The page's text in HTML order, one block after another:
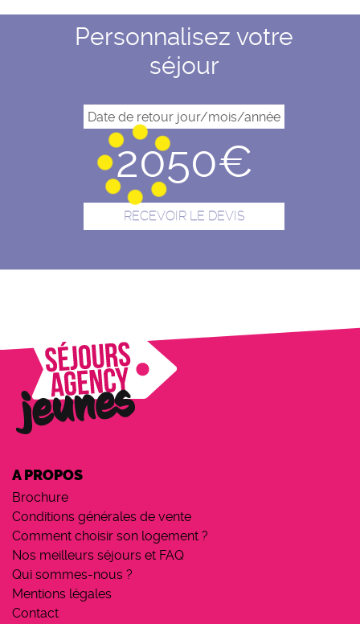
Personnalisez votre
séjour
2050€
RECEVOIR LE DEVIS
A PROPOS
Brochure
Conditions générales de vente
Comment choisir son logement ?
Nos meilleurs séjours et FAQ
Qui sommes-nous ?
Mentions légales
Contact